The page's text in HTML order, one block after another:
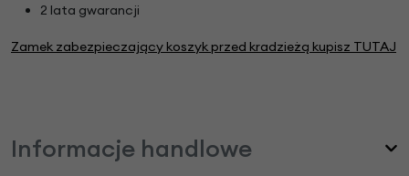
2 lata gwarancji
Zamek zabezpieczający koszyk przed kradzieżą kupisz TUTAJ
Informacje handlowe